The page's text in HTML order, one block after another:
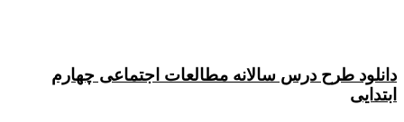
دانلود طرح درس سالانه مطالعات اجتماعی چهارم
ابتدایی